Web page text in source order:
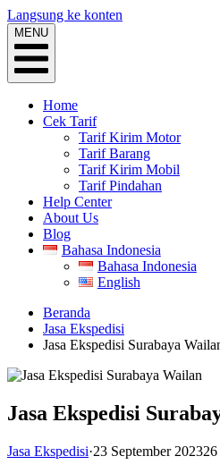
Langsung ke konten
MENU
Home
Cek Tarif
Tarif Kirim Motor
Tarif Barang
Tarif Kirim Mobil
Tarif Pindahan
Help Center
About Us
Blog
Bahasa Indonesia
Bahasa Indonesia
English
Beranda
Jasa Ekspedisi
Jasa Ekspedisi Surabaya
Jasa Ekspedisi
Jasa Ekspedisi·23 September 2023